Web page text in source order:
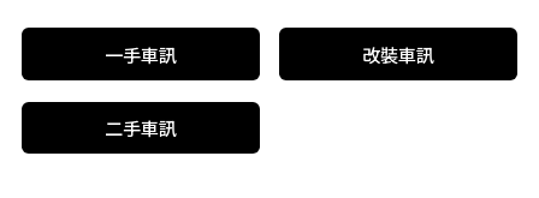
一手車訊 改裝車訊
二手車訊